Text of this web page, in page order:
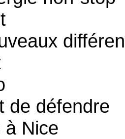
de défendre
à Nice